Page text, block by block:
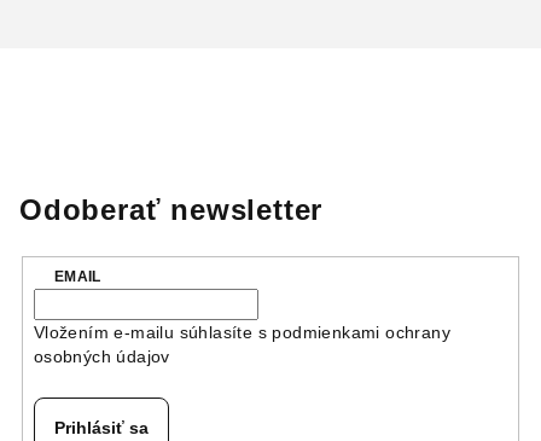
Odoberať newsletter
EMAIL
Vložením e-mailu súhlasíte s podmienkami ochrany
osobných údajov
Prihlásiť sa